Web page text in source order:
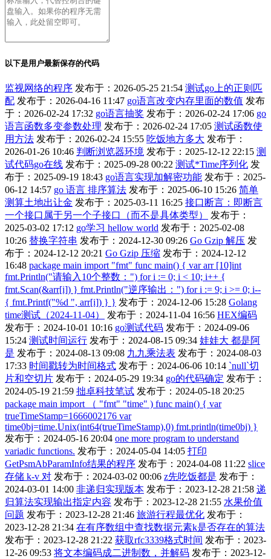
以下是用户最新保存的代码
监视网络的程序 发布于：2026-05-25 21:54 测试go上的正则匹
配 发布于：2026-04-16 11:47 go语言改变内存里面的数值 发布
于：2026-02-24 17:32 go语言抽奖 发布于：2026-02-24 17:06 go
语言函数多变参数处理 发布于：2026-02-24 17:05 测试函数使
用方法 发布于：2026-02-24 15:55 吃饭地方多大 发布于：
2026-01-26 10:46 判断浏览器环境 发布于：2025-12-12 22:15 测
试代码go在线 发布于：2025-09-28 00:22 测试*Time序列化 发
布于：2025-09-19 18:43 go语言实现加解密功能 发布于：2025-
06-12 14:57 go 语言 排序算法 发布于：2025-06-10 15:26 简单
测算土地出让金 发布于：2025-03-11 16:25 接口断言：即断言
一个接口属于另一个子接口（而不是具体类型）
发布于：
2025-03-02 17:12 go学习 hellow world 发布于：2025-02-08
10:26 替换字符串 发布于：2024-12-30 09:26 Go Gzip 解压 发
布于：2024-12-12 20:21 Go Gzip 压缩 发布于：2024-12-12
16:48 package main import "fmt" func main() { var arr [10]int
fmt.Println("请输入10个整数：") for i := 0; i < 10; i++ {
fmt.Scan(&arr[i]) } fmt.Println("逆序输出：") for i := 9; i >= 0; i--
{ fmt.Printf("%d ", arr[i]) } } 发布于：2024-12-06 15:28 Golang
time测试（2024-11-04）
发布于：2024-11-04 16:56 HEX编码
发布于：2024-10-01 10:16 go测试代码 发布于：2024-09-06
15:24 测试时间运行 发布于：2024-08-15 09:34 娃娃大 都是阿
是 发布于：2024-08-13 09:08 九九乘法表 发布于：2024-08-03
17:33 时间戳转为时间格式 发布于：2024-06-06 10:14 `null`切
片和空切片 发布于：2024-05-29 19:34 go的代码确定 发布于：
2024-05-19 21:59 拙卓科技笔试 发布于：2024-05-18 20:25
package main import （ "fmt" "time" ) func main() { var
trueTimeStamp=1666002176 var
time0bj=time.Unix(int64(trueTimeStamp),0) fmt.println(time0bj) }
发布于：2024-05-16 20:04 one more program to understand
variadic functions. 发布于：2024-05-04 14:05 打印
GetPsmAbParamInfo结果的程序 发布于：2024-04-08 11:22 slice
存储 k-v 对 发布于：2024-03-02 00:06 z先吃饭都是 发布于：
2024-03-01 14:00 非递归实现版本 发布于：2023-12-28 21:58 递
归算法实现输出指定内容 发布于：2023-12-28 21:55 水果价值
问题 发布于：2023-12-28 21:46 旅游行程最优化 发布于：
2023-12-28 21:34 在有序数组中查找数据元素k是否存在的算法
发布于：2023-12-28 21:22 获取rfc3339格式时间 发布于：2023-
12-26 09:53 将文本编码成二进制数，并解码 发布于：2023-12-